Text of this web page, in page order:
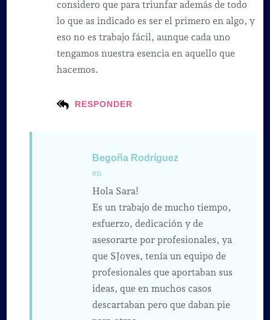
RESPONDER
considero que para triunfar además de todo
lo que as indicado es ser el primero en algo, y
eso no es trabajo fácil, aunque cada uno
tengamos nuestra esencia en aquello que
hacemos.
Begoña Rodríguez
en
Hola Sara!
Es un trabajo de mucho tiempo,
esfuerzo, dedicación y de
asesorarte por profesionales, ya
que SJoves, tenía un equipo de
profesionales que aportaban sus
ideas, que en muchos casos
descartaban pero que daban pie